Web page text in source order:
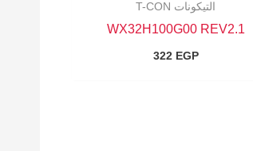
التيكونات T-CON
WX32H100G00 REV2.1
322 EGP